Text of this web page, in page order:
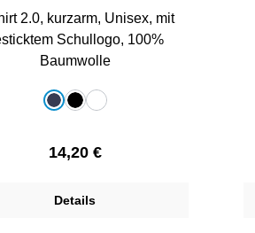
2.0, kurzarm, Unisex, mit
Schullogo, 100%
Baumwolle
auswählen
dunkelblau
schwarz
weiß
Regulärer Preis:
14,20 €
Details